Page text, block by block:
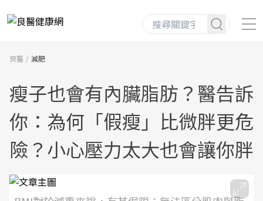
良醫 減肥
瘦子也會有內臟脂肪？醫告訴
你：為何「假瘦」比微胖更危
險？小心壓力太大也會讓你胖